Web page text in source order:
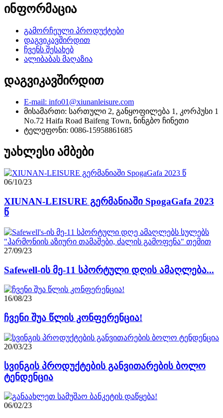
ინფორმაცია
გამორჩეული პროდუქტები
დაგვიკავშირდით
ჩვენს შესახებ
ალიბაბას მაღაზია
დაგვიკავშირდით
E-mail: info01@xiunanleisure.com
მისამართი: სართული 2, განყოფილება 1, კორპუსი 1
No.72 Haifa Road Baifeng Town, ნინგბო ჩინეთი
ტელეფონი: 0086-15958861685
უახლესი ამბები
06/10/23
XIUNAN-LEISURE გერმანიაში SpogaGafa 2023
წ
27/09/23
Safewell-ის მე-11 სპორტული დღის ამაღლება...
16/08/23
ჩვენი შუა წლის კონფერენცია!
20/03/23
სვინგის პროდუქტების განვითარების ბოლო
ტენდენცია
06/02/23